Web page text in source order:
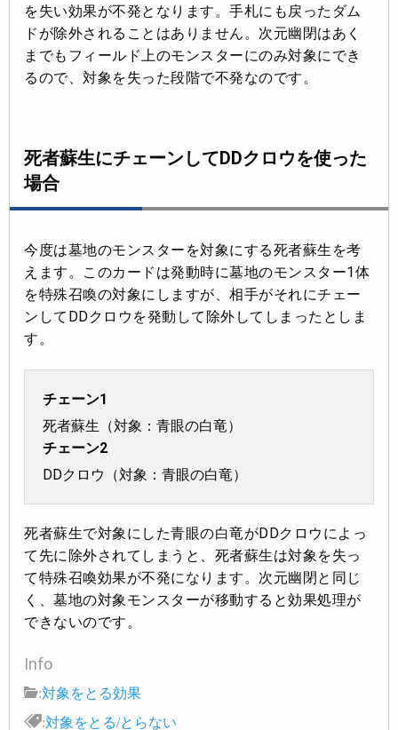
を失い効果が不発となります。手札にも戻ったダム
ドが除外されることはありません。次元幽閉はあく
までもフィールド上のモンスターにのみ対象にでき
るので、対象を失った段階で不発なのです。
死者蘇生にチェーンしてDDクロウを使った
場合
今度は墓地のモンスターを対象にする死者蘇生を考
えます。このカードは発動時に墓地のモンスター1体
を特殊召喚の対象にしますが、相手がそれにチェー
ンしてDDクロウを発動して除外してしまったとしま
す。
チェーン1
死者蘇生（対象：青眼の白竜）
チェーン2
DDクロウ（対象：青眼の白竜）
死者蘇生で対象にした青眼の白竜がDDクロウによっ
て先に除外されてしまうと、死者蘇生は対象を失っ
て特殊召喚効果が不発になります。次元幽閉と同じ
く、墓地の対象モンスターが移動すると効果処理が
できないのです。
Info
:対象をとる効果
:対象をとる/とらない